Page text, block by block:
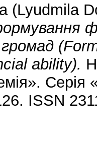
(Lyudmila
ability).
Серія
ISSN